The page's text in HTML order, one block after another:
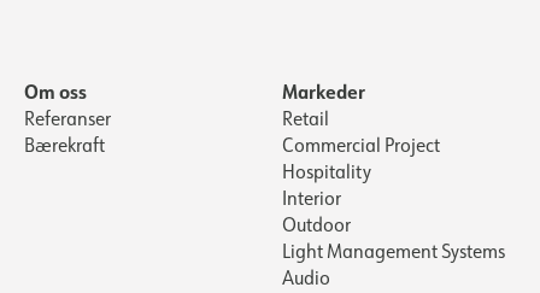
Om oss
Referanser
Bærekraft
Markeder
Retail
Commercial Project
Hospitality
Interior
Outdoor
Light Management Systems
Audio